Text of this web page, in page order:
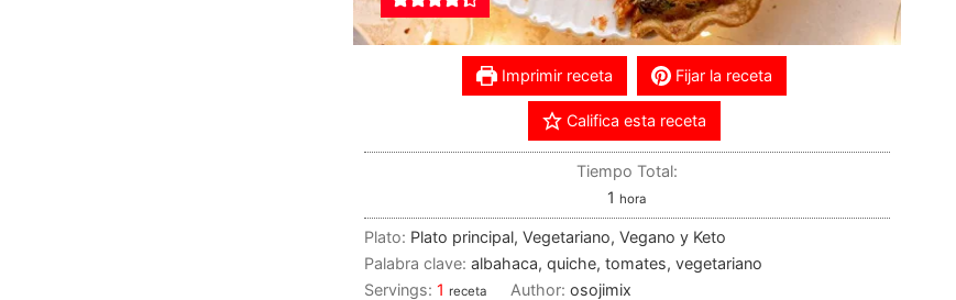
Imprimir receta Fijar la receta
Califica esta receta
Tiempo Total:
1 hora
Plato: Plato principal, Vegetariano, Vegano y Keto
Palabra clave: albahaca, quiche, tomates, vegetariano
Servings: 1 receta Author:osojimix